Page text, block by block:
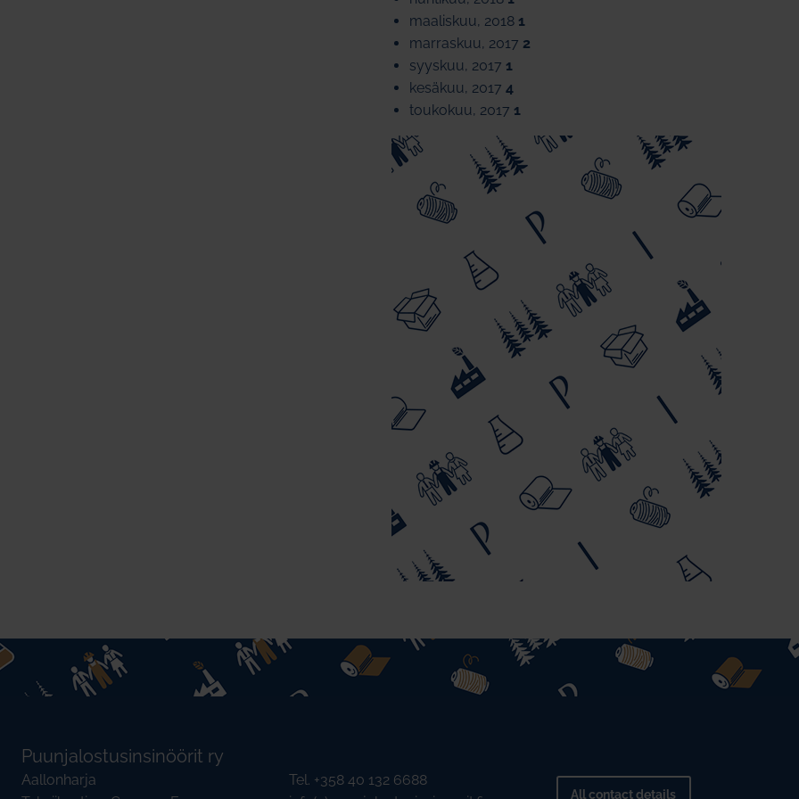
maaliskuu, 2018 1
marraskuu, 2017 2
syyskuu, 2017 1
kesäkuu, 20174
toukokuu, 2017 1
Puunjalostusinsinöörit ry
Aallonharja
Tel. +358 40 132 6688
All contact details